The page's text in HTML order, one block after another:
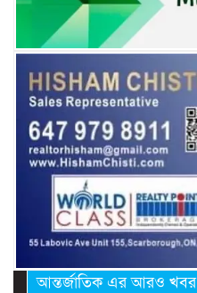
আন্তর্জাতিক এর আরও খবর